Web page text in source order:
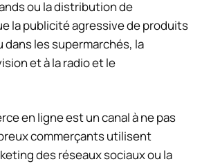
ou la distribution de
la publicité agressive de produits
dans les supermarchés, la
et à la radio et le
en ligne est un canal à ne pas
commerçants utilisent
des réseaux sociaux ou la